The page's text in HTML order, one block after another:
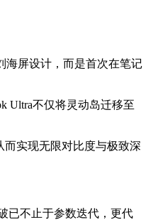
海屏设计，而是首次在笔记
Ultra不仅将灵动岛迁移至
实现无限对比度与极致深
已不止于参数迭代，更代